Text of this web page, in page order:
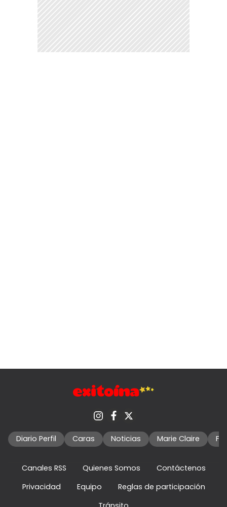
Diario Perfil Caras Noticias Marie Claire
Canales RSS Quienes Somos
Contáctenos
Privacidad
Equipo
Reglas de participación